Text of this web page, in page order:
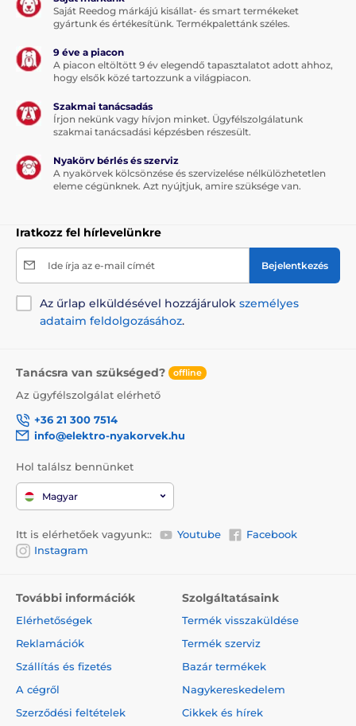
Saját Reedog márkájú kisállat- és smart termékeket
gyártunk és értékesítünk. Termékpalettánk széles.
9 éve a piacon
A piacon eltöltött 9 év elegendő tapasztalatot adott ahhoz,
hogy elsők közé tartozzunk a világpiacon.
Szakmai tanácsadás
Írjon nekünk vagy hívjon minket. Ügyfélszolgálatunk
szakmai tanácsadási képzésben részesült.
Nyakörv bérlés és szerviz
A nyakörvek kölcsönzése és szervizelése nélkülözhetetlen
eleme cégünknek. Azt nyújtjuk, amire szüksége van.
Iratkozz fel hírlevelünkre
Ide írja az e-mail címét Bejelentkezés
Az űrlap elküldésével hozzájárulok személyes
adataim feldolgozásához.
Tanácsra van szükséged? offline
Az ügyfélszolgálat elérhető
+36 21 300 7514
info@elektro-nyakorvek.hu
Hol találsz bennünket
Magyar
Itt is elérhetőek vagyunk:: Youtube
Facebook
Instagram
További információk
Elérhetőségek
Reklamációk
Szállítás és fizetés
A cégről
Szerződési feltételek
Szolgáltatásaink
Termék visszaküldése
Termék szerviz
Bazár termékek
Nagykereskedelem
Cikkek és hírek